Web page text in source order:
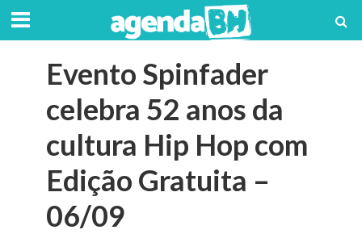
Evento Spinfader
celebra 52 anos da
cultura Hip Hop com
Edição Gratuita –
06/09